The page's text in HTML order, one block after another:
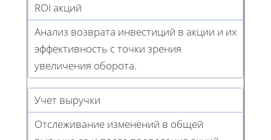
ROI акций
Анализ возврата инвестиций в акции и их
эффективность с точки зрения
увеличения оборота.
Учет выручки
Отслеживание изменений в общей